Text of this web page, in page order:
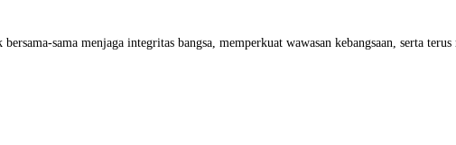
sama menjaga integritas bangsa, memperkuat wawasan kebangsaan, serta